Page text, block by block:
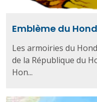
Emblème du
Les armoiries du
de la République du
Hon...